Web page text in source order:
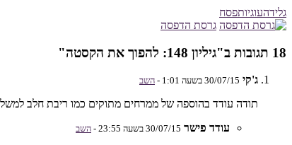
גלידהעוגיותפסח
גרסת הדפסה
18 תגובות ב"גיליון 148: להפוך את הקסטה"
ג'קי 30/07/15 בשעה 1:01 - השב
תודה עודד בהוספה של ממרחים מתוקים כמו ריבת חלב
עודד פישר 30/07/15 בשעה 23:55 - השב